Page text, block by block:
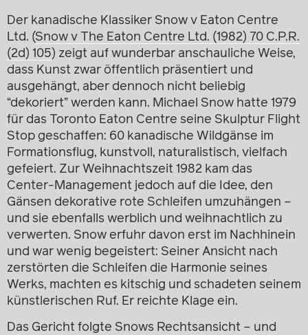
Der kanadische Klassiker Snow v Eaton Centre
Ltd. (Snow v The Eaton Centre Ltd. (1982) 70 C.P.R.
(2d) 105) zeigt auf wunderbar anschauliche Weise,
dass Kunst zwar öffentlich präsentiert und
ausgehängt, aber dennoch nicht beliebig
“dekoriert” werden kann. Michael Snow hatte 1979
für das Toronto Eaton Centre seine Skulptur Flight
Stop geschaffen: 60 kanadische Wildgänse im
Formationsflug, kunstvoll, naturalistisch, vielfach
gefeiert. Zur Weihnachtszeit 1982 kam das
Center-Management jedoch auf die Idee, den
Gänsen dekorative rote Schleifen umzuhängen –
und sie ebenfalls werblich und weihnachtlich zu
verwerten. Snow erfuhr davon erst im Nachhinein
und war wenig begeistert: Seiner Ansicht nach
zerstörten die Schleifen die Harmonie seines
Werks, machten es kitschig und schadeten seinem
künstlerischen Ruf. Er reichte Klage ein.
Das Gericht folgte Snows Rechtsansicht – und